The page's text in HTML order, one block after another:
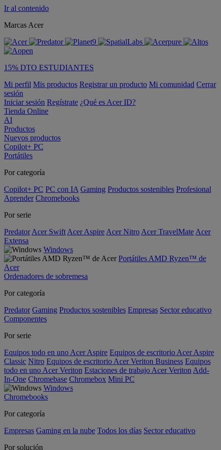
Ir al contenido
Marcas Acer
15% DTO ESTUDIANTES
Mi perfil Mis productos Registrar un producto Mi comunidad Cerrar
sesión
Iniciar sesión Regístrate ¿Qué es Acer ID?
Tienda Online
AI
Productos
Nuevos productos
Copilot+ PC
Portátiles
Por categoría
Copilot+ PC PC con IA Gaming Productos sostenibles Profesional
Aprender Chromebooks
Por serie
Predator Acer Swift Acer Aspire Acer Nitro Acer TravelMate Acer
Extensa
Windows
Portátiles AMD Ryzen™ de
Acer
Ordenadores de sobremesa
Por categoría
Predator Gaming Productos sostenibles Empresas Sector educativo
Componentes
Por serie
Equipos todo en uno Acer Aspire Equipos de escritorio Acer Aspire
Classic Nitro Equipos de escritorio Acer Veriton Business Equipos
todo en uno Acer Veriton Estaciones de trabajo Acer Veriton Add-
In-One Chromebase Chromebox Mini PC
Windows
Chromebooks
Por categoría
Empresas Gaming en la nube Todos los días Sector educativo
Por solución